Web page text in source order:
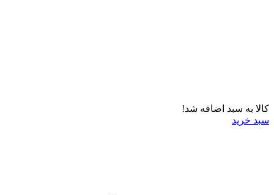
کالا به سبد اضافه شد!
سبد خرید